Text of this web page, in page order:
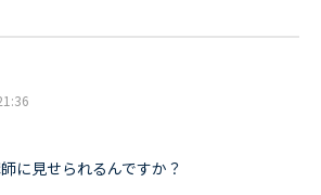
に見せられるんですか？